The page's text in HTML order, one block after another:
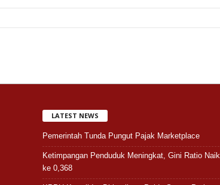
LATEST NEWS
Pemerintah Tunda Pungut Pajak Marketplace
Ketimpangan Penduduk Meningkat, Gini Ratio Naik
ke 0,368